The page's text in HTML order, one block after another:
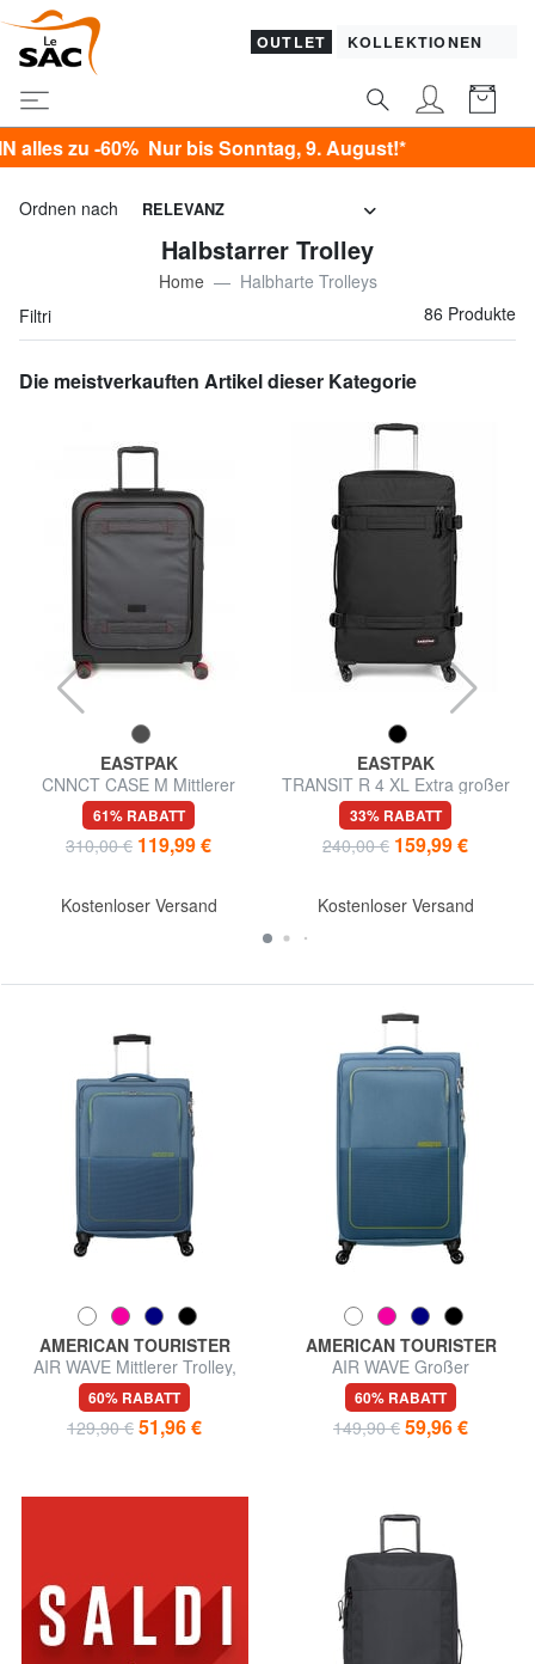
OUTLET KOLLEKTIONEN
Sonntag, 9. August!*
Ordnen nach RELEVANZ
Halbstarrer Trolley
Home
Halbharte Trolleys
Filtri
86 Produkte
Die meistverkauften Artikel dieser Kategorie
EASTPAK
CNNCT CASE M Mittlerer
Trolley
61% RABATT
310,00 € 119,99 €
Kostenloser Versand
EASTPAK
TRANSIT R 4 XL Extra großer
Trolley
33% RABATT
240,00 € 159,99 €
Kostenloser Versand
AMERICAN TOURISTER
AIR WAVE Mittlerer Trolley,
ausziehbar
60% RABATT
129,90 € 51,96 €
AMERICAN TOURISTER
AIR WAVE Großer
Einkaufswagen
60% RABATT
149,90 € 59,96 €